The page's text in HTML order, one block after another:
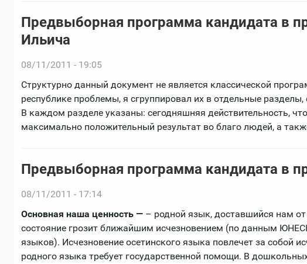
Предвыборная программа кандидата в
Ильича
08/11/2011 - 19:05
Структурно данный документ не является классической
республике проблемы, я сгруппировал их в отдельные
В каждом разделе указаны: сегодняшняя действительность,
максимально положительный результат во благо людей, а
Предвыборная программа кандидата в
08/11/2011 - 17:14
Основная наша ценность — – родной язык, доставшийся нам
состояние грозит ближайшим исчезновением (по данным
языков). Исчезновение осетинского языка повлечет за собой
родного языка требует государственной помощи. В